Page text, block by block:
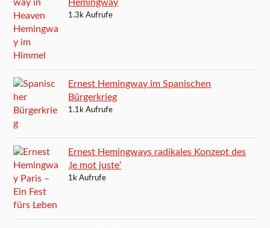
Hemingway
1.3k Aufrufe
Ernest Hemingway im Spanischen
Bürgerkrieg
1.1k Aufrufe
Ernest Hemingways radikales Konzept des
‚le mot juste‘
1k Aufrufe